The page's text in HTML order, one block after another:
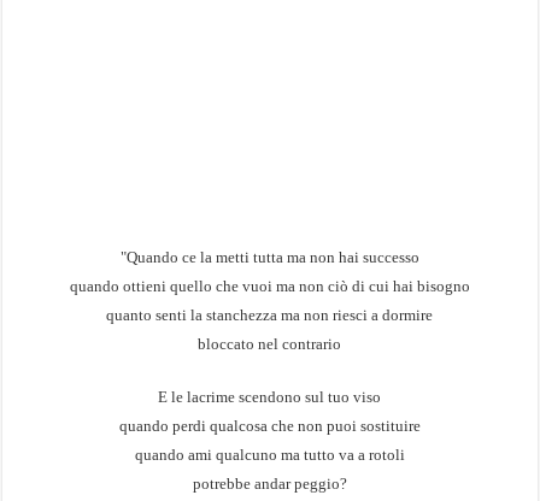
"Quando ce la metti tutta ma non hai successo
quando ottieni quello che vuoi ma non ciò di cui hai bisogno
quanto senti la stanchezza ma non riesci a dormire
bloccato nel contrario
E le lacrime scendono sul tuo viso
quando perdi qualcosa che non puoi sostituire
quando ami qualcuno ma tutto va a rotoli
potrebbe andar peggio?